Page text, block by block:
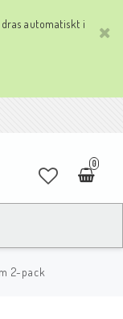
automatiskt i
0
2-pack